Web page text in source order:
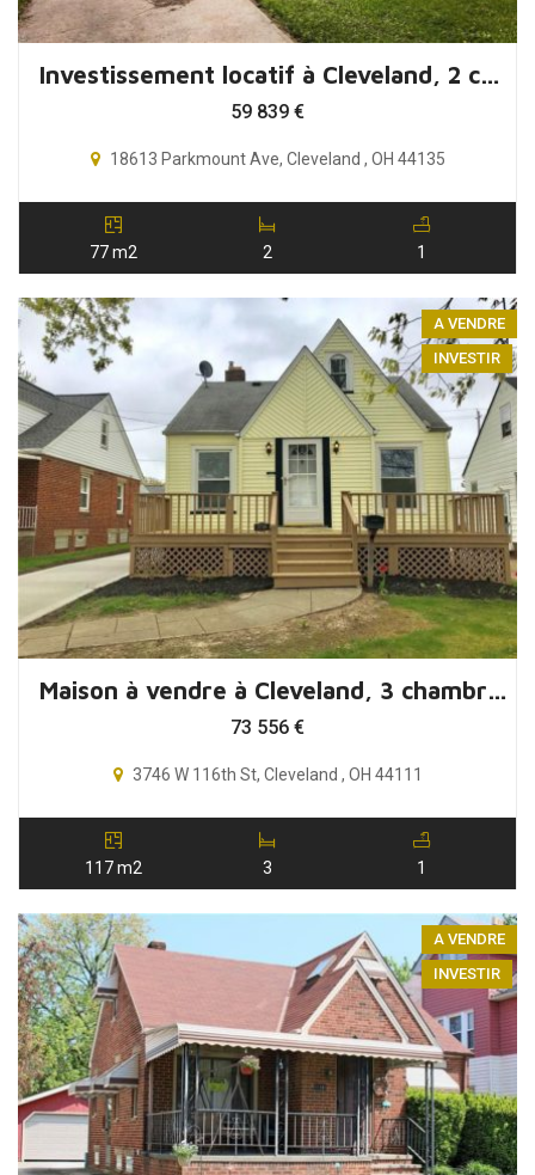
Investissement locatif à Cleveland, 2 chambres, Ohio, USA
59 839 €
18613 Parkmount Ave, Cleveland , OH 44135
77 m2 2 1
A VENDRE
INVESTIR
Maison à vendre à Cleveland, 3 chambres, Ohio, USA
73 556 €
3746 W 116th St, Cleveland , OH 44111
117 m2 3 1
A VENDRE
INVESTIR